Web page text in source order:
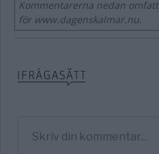
Kommentarerna nedan
för www.dagenskalmar.nu.